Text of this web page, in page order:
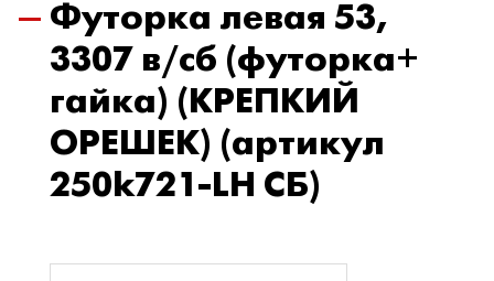
Футорка левая 53,
3307 в/сб (футорка+
гайка) (КРЕПКИЙ
ОРЕШЕК) (артикул
250k721-LH СБ)